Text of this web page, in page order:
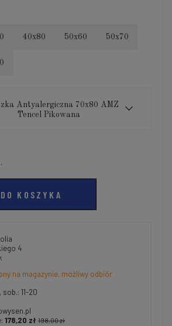
40x80 50x60 50x70
Antyalergiczna 70x80 AMZ
Tencel Pikowana
KOSZYKA
4
na magazynie, możliwy odbiór
11-20
178,20 zł 198,00 zł